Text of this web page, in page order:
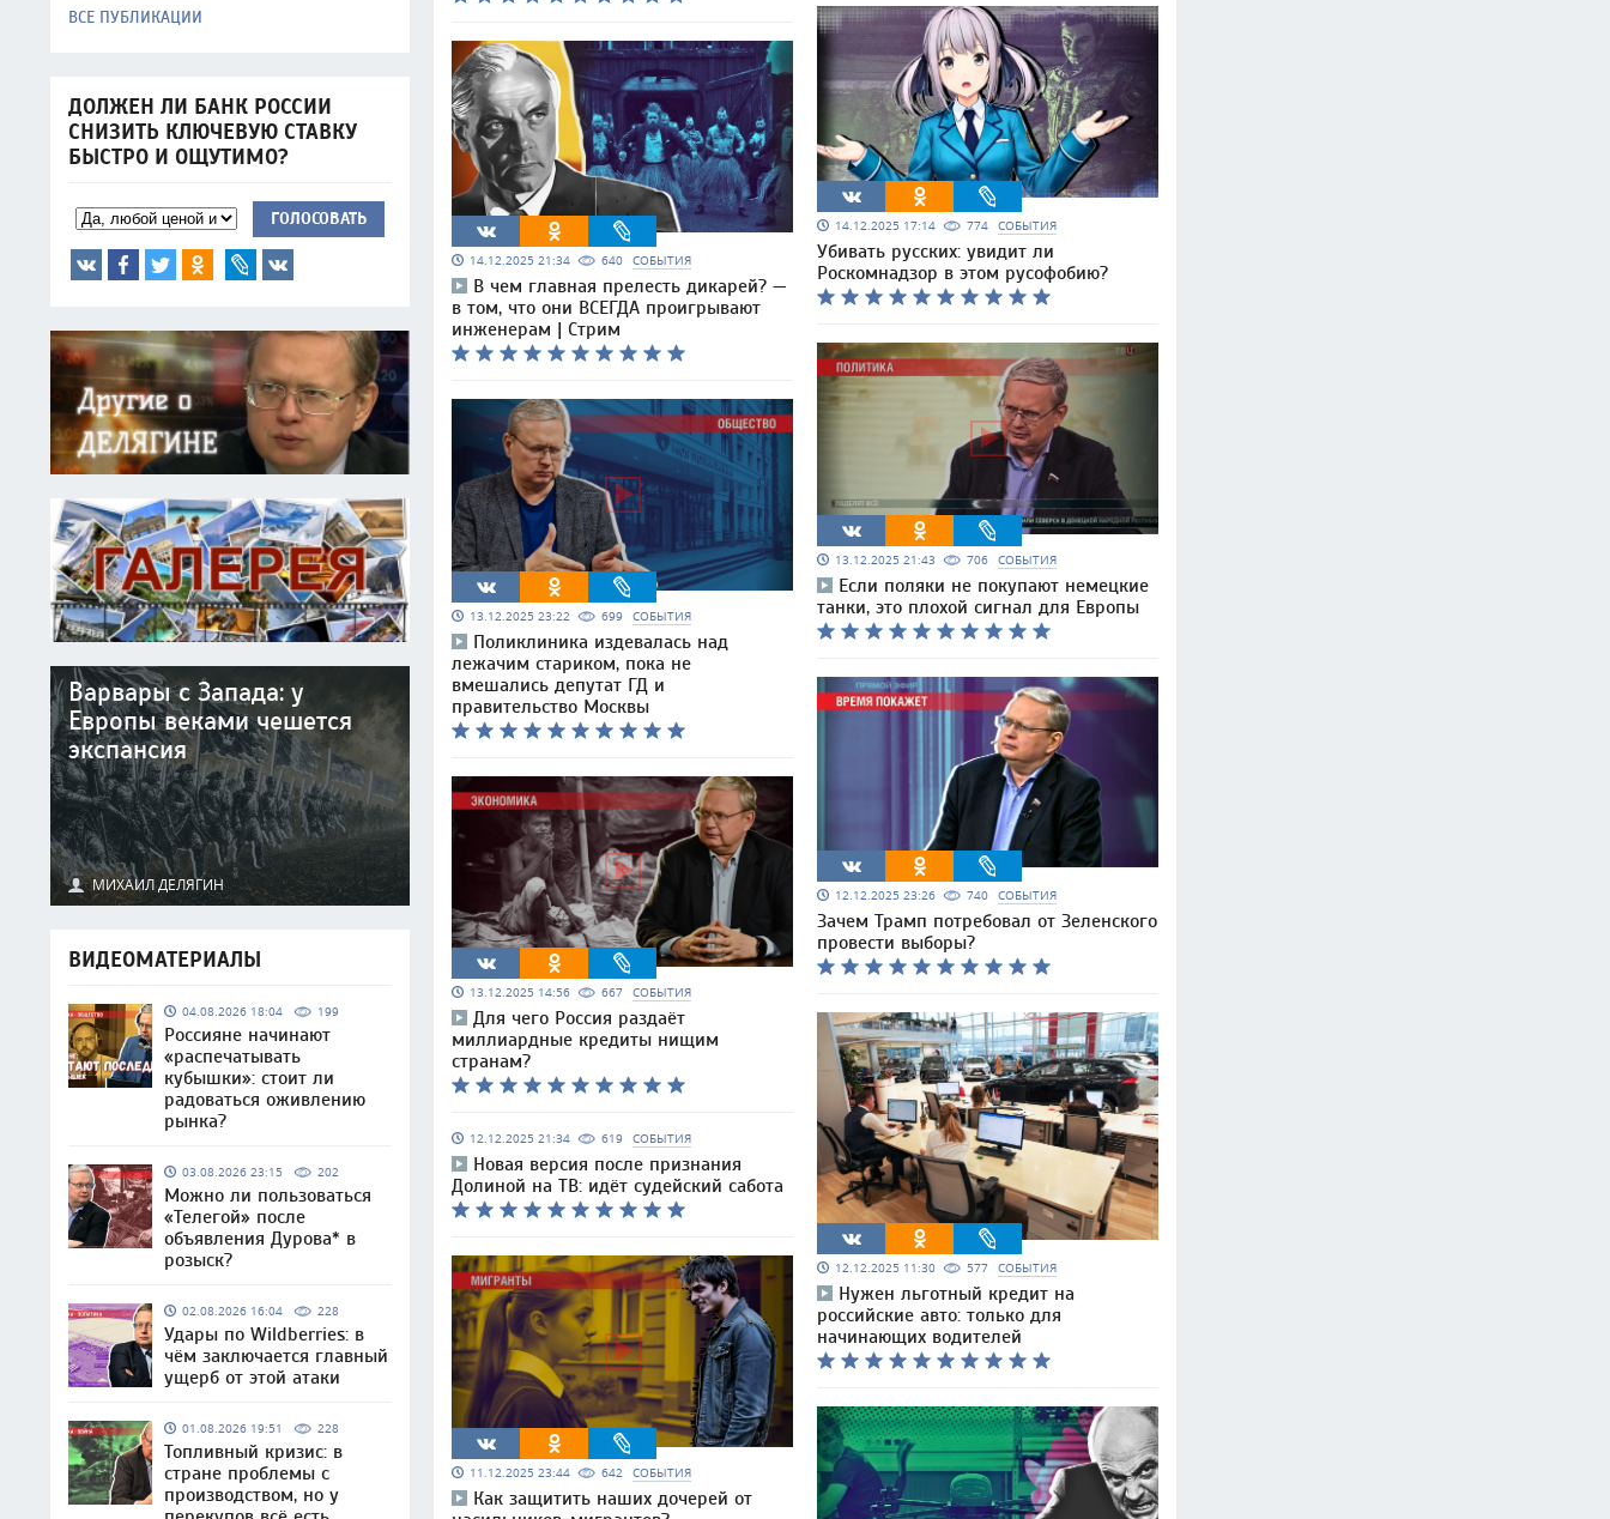
ВСЕ ПУБЛИКАЦИИ
ДОЛЖЕН ЛИ БАНК РОССИИ
СНИЗИТЬ КЛЮЧЕВУЮ СТАВКУ
БЫСТРО И ОЩУТИМО?
ГОЛОСОВАТЬ
Варвары с Запада: у
Европы веками чешется
экспансия
МИХАИЛ ДЕЛЯГИН
ВИДЕОМАТЕРИАЛЫ
04.08.2026 18:04 199
Россияне начинают
«распечатывать
кубышки»: стоит ли
радоваться оживлению
рынка?
03.08.2026 23:15 202
Можно ли пользоваться
«Телегой» после
объявления Дурова* в
розыск?
02.08.2026 16:04 228
Удары по Wildberries: в
чём заключается главный
ущерб от этой атаки
01.08.2026 19:51 228
Топливный кризис: в
стране проблемы с
производством, но у
14.12.2025 21:34 640 СОБЫТИЯ
В чем главная прелесть дикарей? —
в том, что они ВСЕГДА проигрывают
инженерам | Стрим
13.12.2025 23:22 699 СОБЫТИЯ
Поликлиника издевалась над
лежачим стариком, пока не
вмешались депутат ГД и
правительство Москвы
13.12.2025 14:56 667 СОБЫТИЯ
Для чего Россия раздаёт
миллиардные кредиты нищим
странам?
12.12.2025 21:34 619 СОБЫТИЯ
Новая версия после признания
Долиной на ТВ: идёт судейский сабота
11.12.2025 23:44 642 СОБЫТИЯ
Как защитить наших дочерей от
14.12.2025 17:14 774 СОБЫТИЯ
Убивать русских: увидит ли
Роскомнадзор в этом русофобию?
13.12.2025 21:43 706 СОБЫТИЯ
Если поляки не покупают немецкие
танки, это плохой сигнал для Европы
12.12.2025 23:26 740 СОБЫТИЯ
Зачем Трамп потребовал от Зеленского
провести выборы?
12.12.2025 11:30 577 СОБЫТИЯ
Нужен льготный кредит на
российские авто: только для
начинающих водителей